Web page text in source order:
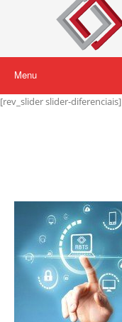
Menu
[rev_slider slider-diferenciais]